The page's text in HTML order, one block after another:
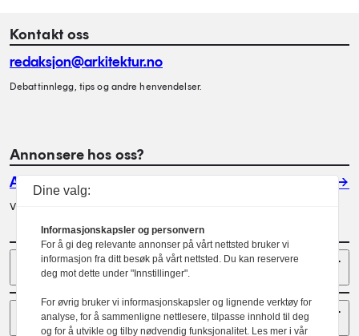
Kontakt oss
redaksjon@arkitektur.no
Debattinnlegg, tips og andre henvendelser.
Annonsere hos oss?
Annonser
Vil du annonsere i Arkitektur? Les mer her.
Sider
Følg oss
Dine valg:
Informasjonskapsler og personvern
For å gi deg relevante annonser på vårt nettsted bruker vi
informasjon fra ditt besøk på vårt nettsted. Du kan reservere
deg mot dette under "Innstillinger".
For øvrig bruker vi informasjonskapsler og lignende verktøy for
analyse, for å sammenligne nettlesere, tilpasse innhold til deg
og for å utvikle og tilby nødvendig funksjonalitet. Les mer i vår